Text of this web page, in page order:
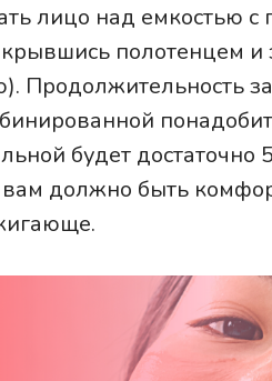
лицо над емкостью с
полотенцем и
Продолжительность
будет достаточно
вам должно быть